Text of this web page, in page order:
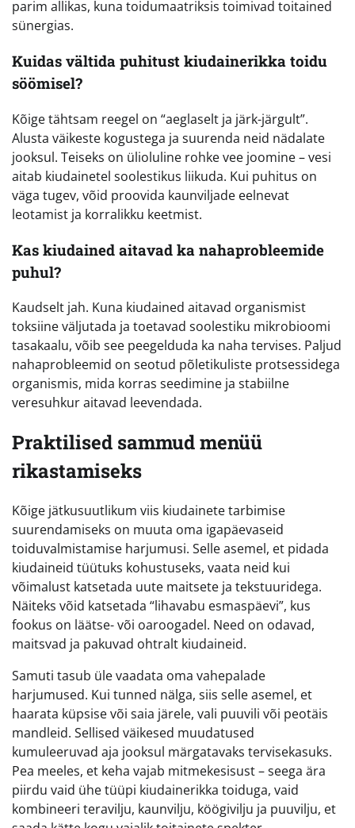
parim allikas, kuna toidumaatriksis toimivad toitained
sünergias.
Kuidas vältida puhitust kiudainerikka toidu
söömisel?
Kõige tähtsam reegel on “aeglaselt ja järk-järgult”.
Alusta väikeste kogustega ja suurenda neid nädalate
jooksul. Teiseks on ülioluline rohke vee joomine – vesi
aitab kiudainetel soolestikus liikuda. Kui puhitus on
väga tugev, võid proovida kaunviljade eelnevat
leotamist ja korralikku keetmist.
Kas kiudained aitavad ka nahaprobleemide
puhul?
Kaudselt jah. Kuna kiudained aitavad organismist
toksiine väljutada ja toetavad soolestiku mikrobioomi
tasakaalu, võib see peegelduda ka naha tervises. Paljud
nahaprobleemid on seotud põletikuliste protsessidega
organismis, mida korras seedimine ja stabiilne
veresuhkur aitavad leevendada.
Praktilised sammud menüü
rikastamiseks
Kõige jätkusuutlikum viis kiudainete tarbimise
suurendamiseks on muuta oma igapäevaseid
toiduvalmistamise harjumusi. Selle asemel, et pidada
kiudaineid tüütuks kohustuseks, vaata neid kui
võimalust katsetada uute maitsete ja tekstuuridega.
Näiteks võid katsetada “lihavabu esmaspäevi”, kus
fookus on läätse- või oaroogadel. Need on odavad,
maitsvad ja pakuvad ohtralt kiudaineid.
Samuti tasub üle vaadata oma vahepalade
harjumused. Kui tunned nälga, siis selle asemel, et
haarata küpsise või saia järele, vali puuvili või peotäis
mandleid. Sellised väikesed muudatused
kumuleeruvad aja jooksul märgatavaks tervisekasuks.
Pea meeles, et keha vajab mitmekesisust – seega ära
piirdu vaid ühe tüüpi kiudainerikka toiduga, vaid
kombineeri teravilju, kaunvilju, köögivilju ja puuvilju, et